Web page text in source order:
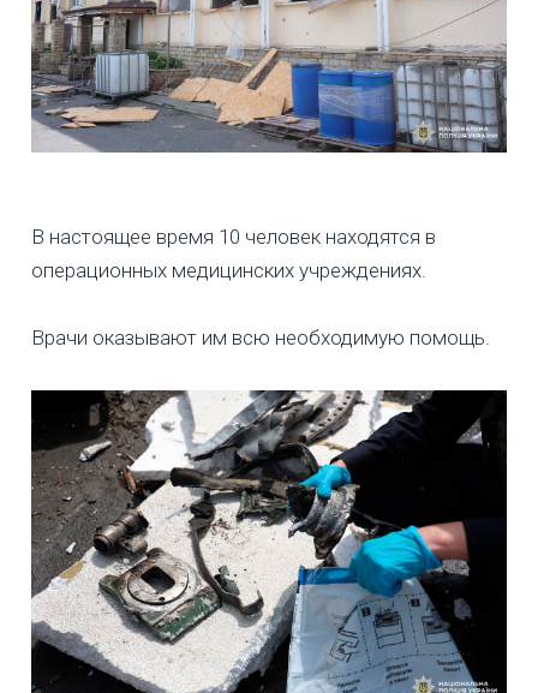
В настоящее время 10 человек находятся в
операционных медицинских учреждениях.
Врачи оказывают им всю необходимую помощь.